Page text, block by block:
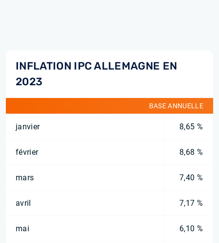
INFLATION IPC ALLEMAGNE EN
2023
BASE ANNUELLE
janvier 8,65 %
février 8,68 %
mars 7,40 %
avril 7,17 %
mai 6,10 %